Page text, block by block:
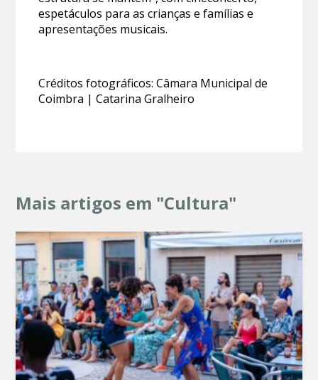
espetáculos para as crianças e famílias e
apresentações musicais.
Créditos fotográficos: Câmara Municipal de
Coimbra | Catarina Gralheiro
Mais artigos em "Cultura"